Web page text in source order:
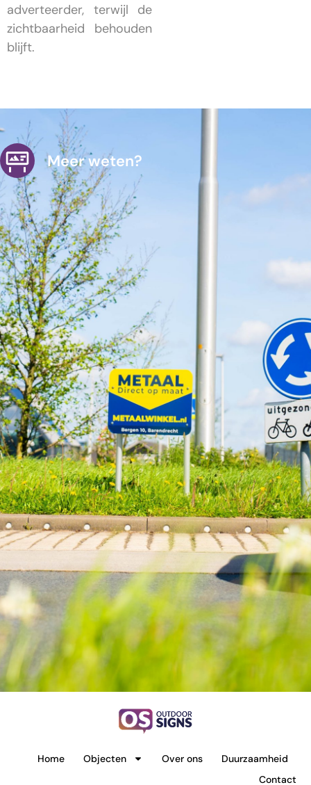
adverteerder, terwijl de
zichtbaarheid behouden
blijft.
Meer weten?
Home Objecten Over ons
Duurzaamheid
Contact